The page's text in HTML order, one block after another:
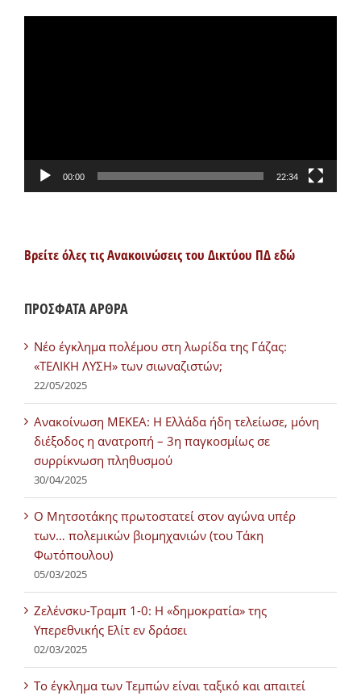
00:00 22:34
Βρείτε όλες τις Ανακοινώσεις του Δικτύου ΠΔ εδώ
ΠΡΟΣΦΑΤΑ ΑΡΘΡΑ
Νέο έγκλημα πολέμου στη λωρίδα της Γάζας:
«ΤΕΛΙΚΗ ΛΥΣΗ» των σιωναζιστών;
22/05/2025
Ανακοίνωση ΜΕΚΕΑ: Η Ελλάδα ήδη τελείωσε, μόνη
διέξοδος η ανατροπή – 3η παγκοσμίως σε
συρρίκνωση πληθυσμού
30/04/2025
Ο Μητσοτάκης πρωτοστατεί στον αγώνα υπέρ
των… πολεμικών βιομηχανιών (του Τάκη
Φωτόπουλου)
05/03/2025
Ζελένσκυ-Τραμπ 1-0: Η «δημοκρατία» της
Υπερεθνικής Ελίτ εν δράσει
02/03/2025
Tο έγκλημα των Τεμπών είναι ταξικό και απαιτεί